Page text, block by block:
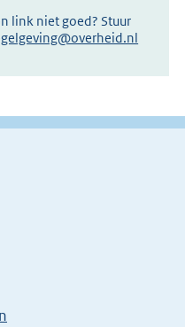
link niet goed? Stuur